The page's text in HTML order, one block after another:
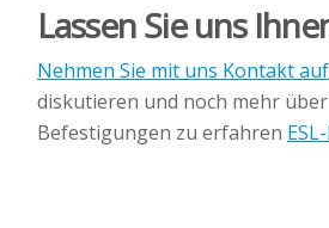
Lassen Sie uns
Nehmen Sie mit uns Kontakt auf
diskutieren und noch mehr über
Befestigungen zu erfahren